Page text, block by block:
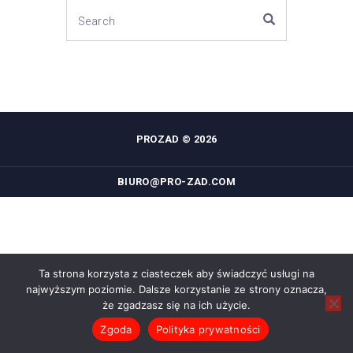
PROZAD © 2026
BIURO@PRO-ZAD.COM
Ta strona korzysta z ciasteczek aby świadczyć usługi na
najwyższym poziomie. Dalsze korzystanie ze strony oznacza,
że zgadzasz się na ich użycie.
Zgoda
Polityka prywatności